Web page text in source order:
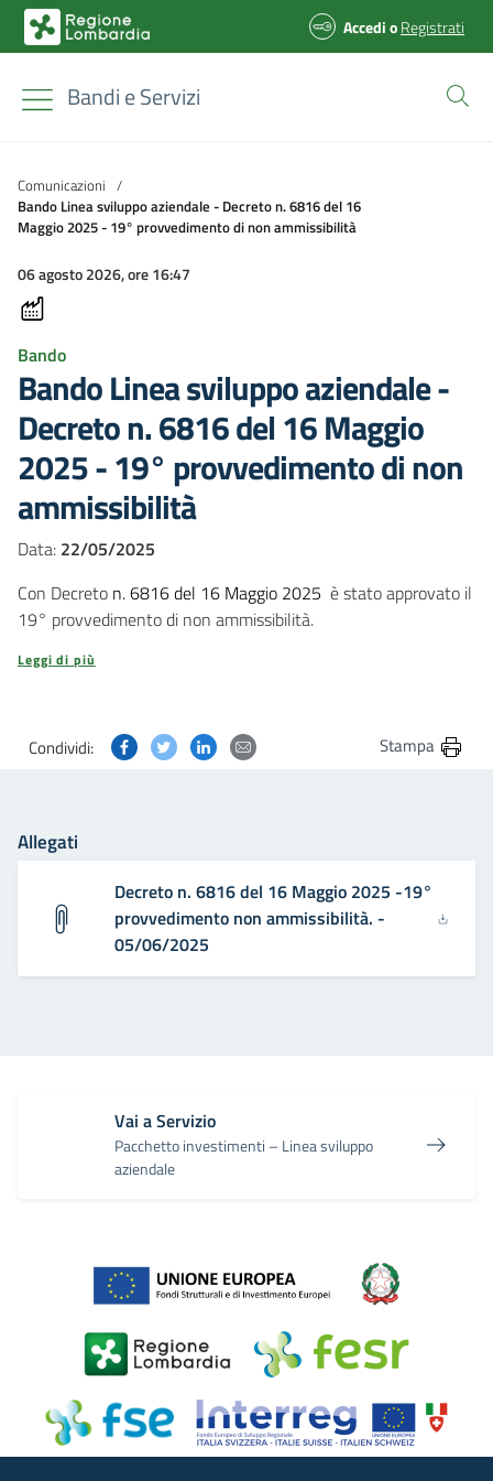
AccedioRegistrati
Bandi e Servizi
Comunicazioni /
Bando Linea sviluppo aziendale - Decreto n. 6816 del 16
Maggio 2025 - 19° provvedimento di non ammissibilità
06 agosto 2026, ore 16:47
Bando
Bando Linea sviluppo aziendale -
Decreto n. 6816 del 16 Maggio
2025 - 19° provvedimento di non
ammissibilità
Data: 22/05/2025
Con Decreto n. 6816 del 16 Maggio 2025 è stato approvato il
19° provvedimento di non ammissibilità.
Leggi di più
Condividi: Condividi questa pagina su Facebook
Condividi questa pagina su Twitter
Condividi questa pagina su Linkedin
Condividi questa pagina via
Stampa
Allegati
Decreto n. 6816 del 16 Maggio 2025 -19°
provvedimento non ammissibilità. -
05/06/2025
Vai a Servizio
Pacchetto investimenti – Linea sviluppo
aziendale